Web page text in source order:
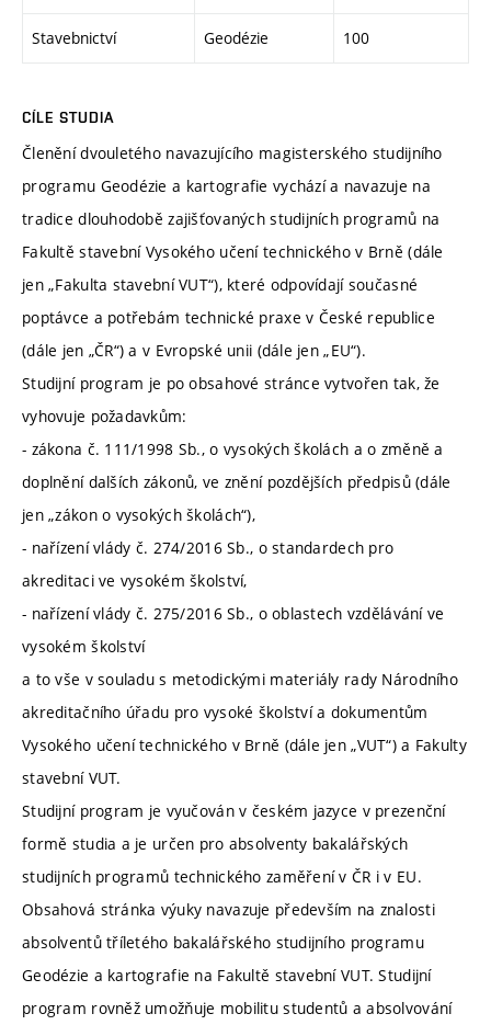
Stavebnictví Geodézie 100
CÍLE STUDIA
Členění dvouletého navazujícího magisterského studijního
programu Geodézie a kartografie vychází a navazuje na
tradice dlouhodobě zajišťovaných studijních programů na
Fakultě stavební Vysokého učení technického v Brně (dále
jen „Fakulta stavební VUT“), které odpovídají současné
poptávce a potřebám technické praxe v České republice
(dále jen „ČR“) a v Evropské unii (dále jen „EU“).
Studijní program je po obsahové stránce vytvořen tak, že
vyhovuje požadavkům:
- zákona č. 111/1998 Sb., o vysokých školách a o změně a
doplnění dalších zákonů, ve znění pozdějších předpisů (dále
jen „zákon o vysokých školách“),
- nařízení vlády č. 274/2016 Sb., o standardech pro
akreditaci ve vysokém školství,
- nařízení vlády č. 275/2016 Sb., o oblastech vzdělávání ve
vysokém školství
a to vše v souladu s metodickými materiály rady Národního
akreditačního úřadu pro vysoké školství a dokumentům
Vysokého učení technického v Brně (dále jen „VUT“) a Fakulty
stavební VUT.
Studijní program je vyučován v českém jazyce v prezenční
formě studia a je určen pro absolventy bakalářských
studijních programů technického zaměření v ČR i v EU.
Obsahová stránka výuky navazuje především na znalosti
absolventů tříletého bakalářského studijního programu
Geodézie a kartografie na Fakultě stavební VUT. Studijní
program rovněž umožňuje mobilitu studentů a absolvování